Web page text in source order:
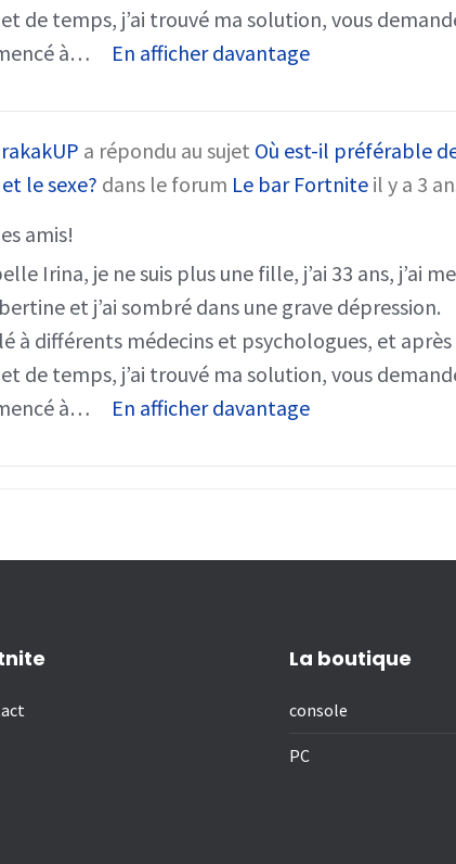
de temps, j’ai trouvé ma solution, vous
à…
En afficher davantage
a répondu au sujet Où est-il préférable
le sexe? dans le forum Le bar Fortnite il y a 3
amis!
Irina, je ne suis plus une fille, j’ai 33 ans, j’ai
et j’ai sombré dans une grave dépression.
à différents médecins et psychologues, et
de temps, j’ai trouvé ma solution, vous
à…
En afficher davantage
La boutique
console
PC